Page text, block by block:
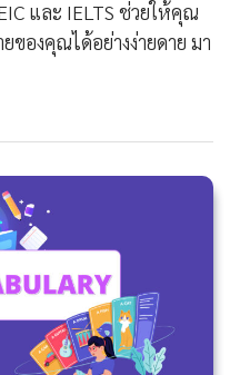
และ IELTS ช่วยให้คุณ
องคุณได้อย่างง่ายดาย มา